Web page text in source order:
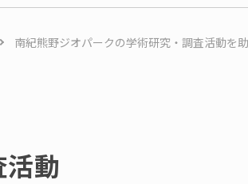
南紀熊野ジオパークの学術研究・調査活動を
動